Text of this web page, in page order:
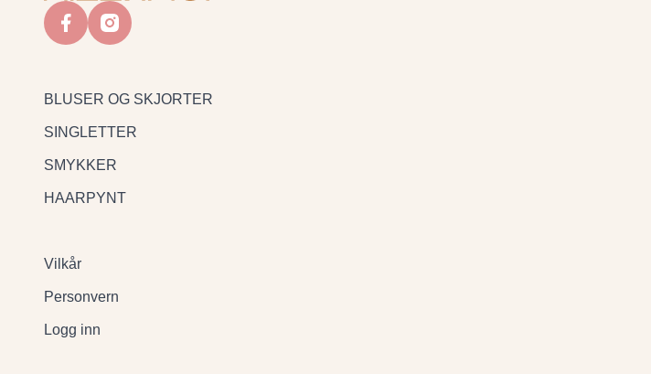
facebookinstagram
BLUSER OG SKJORTER
SINGLETTER
SMYKKER
HAARPYNT
Vilkår
Personvern
Logg inn